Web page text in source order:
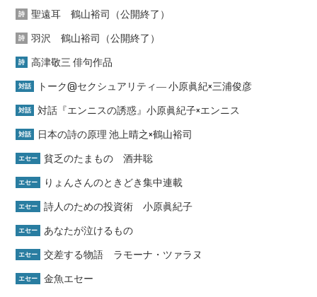
詩 聖遠耳 鶴山裕司（公開終了）
詩 羽沢 鶴山裕司（公開終了）
詩 高津敬三 俳句作品
対話 トーク@セクシュアリティ― 小原眞紀×三浦俊彦
対話 対話『エンニスの誘惑』小原眞紀子×エンニス
対話 日本の詩の原理 池上晴之×鶴山裕司
エセー 貧乏のたまもの 酒井聡
エセー りょんさんのときどき集中連載
エセー 詩人のための投資術 小原眞紀子
エセー あなたが泣けるもの
エセー 交差する物語 ラモーナ・ツァラヌ
エセー
金魚エセー